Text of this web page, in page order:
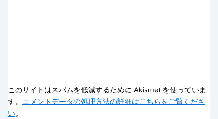
このサイトはスパムを低減するために Akismet を使っていま
す。
コメントデータの処理方法の詳細はこちらをご覧くださ
い。